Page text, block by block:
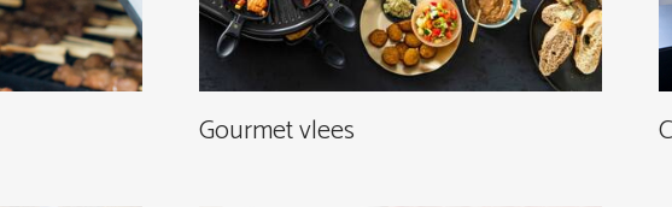
Gourmet vlees